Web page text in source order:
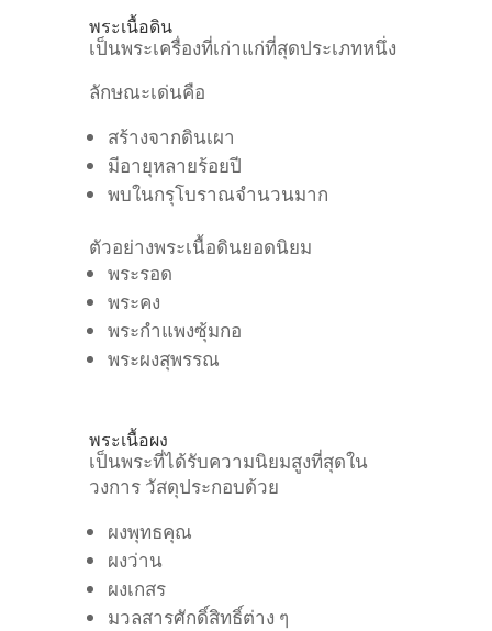
พระเนื้อดิน
เป็นพระเครื่องที่เก่าแก่ที่สุดประเภทหนึ่ง
ลักษณะเด่นคือ
สร้างจากดินเผา
มีอายุหลายร้อยปี
พบในกรุโบราณจำนวนมาก
ตัวอย่างพระเนื้อดินยอดนิยม
พระรอด
พระคง
พระกำแพงซุ้มกอ
พระผงสุพรรณ
พระเนื้อผง
เป็นพระที่ได้รับความนิยมสูงที่สุดใน
วงการ วัสดุประกอบด้วย
ผงพุทธคุณ
ผงว่าน
ผงเกสร
มวลสารศักดิ์สิทธิ์ต่าง ๆ